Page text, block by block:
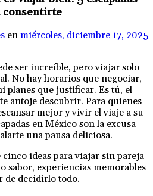
consentirte
en miércoles, diciembre 17, 2025
ser increíble, pero viajar solo
No hay horarios que negociar,
planes que justificar. Es tú, el
antoje descubrir. Para quienes
mejor y vivir el viaje a su
en México son la excusa
una pausa deliciosa.
ideas para viajar sin pareja
sabor, experiencias memorables
de decidirlo todo.